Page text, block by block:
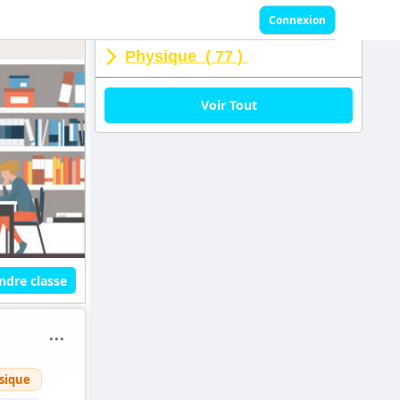
Connexion
Physique ( 77 )
Voir Tout
classe
⋯